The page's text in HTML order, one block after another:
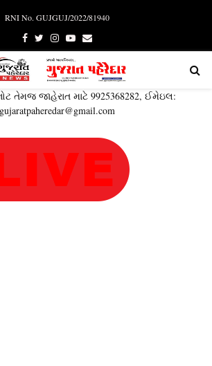
RNI No. GUJGUJ/2022/81940
Facebook
TwitterInstagram
YoutubeEmail
તેમજ જાહેરાત માટે 9925368282, ઈમેઇલ:
gujaratpaheredar@gmail.com